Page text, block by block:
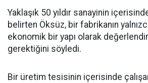
Yaklaşık 50 yıldır sanayinin
belirten Öksüz, bir fabrikanın
ekonomik bir yapı olarak
gerektiğini söyledi.
Bir üretim tesisinin içerisinde